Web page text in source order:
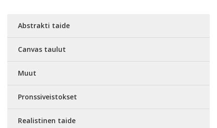
Abstrakti taide
Canvas taulut
Muut
Pronssiveistokset
Realistinen taide